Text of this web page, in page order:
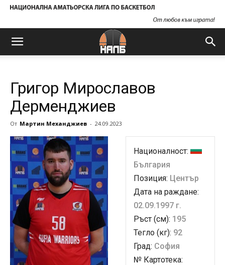
Григор Мирославов
Дерменджиев
От Мартин Механджиев - 24.09.2023
Националност:
България
Позиция: Център
Дата на раждане:
02.09.1997 г.
Ръст (см): 195
Тегло (кг): 92
Град: София
№ Картотека: